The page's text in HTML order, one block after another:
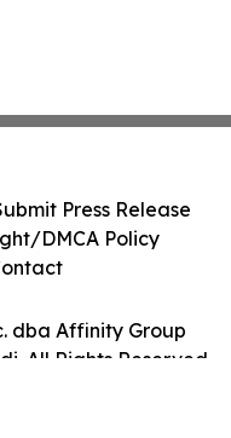
dba Affinity Group
All Rights Reserved.
Press Release
DMCA Policy